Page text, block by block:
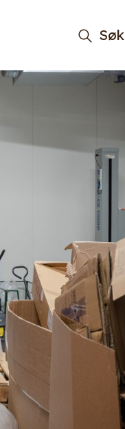
Søk